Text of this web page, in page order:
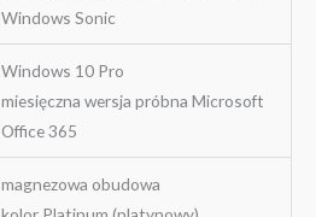
Windows Sonic
Windows 10 Pro
miesięczna wersja próbna Microsoft
Office 365
magnezowa obudowa